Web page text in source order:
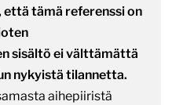
että tämä referenssi on
sisältö ei välttämättä
nykyistä tilannetta.
aihepiiristä